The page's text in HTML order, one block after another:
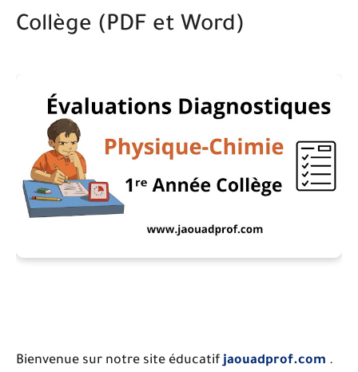
Collège (PDF et Word)
Bienvenue sur notre site éducatif jaouadprof.com .